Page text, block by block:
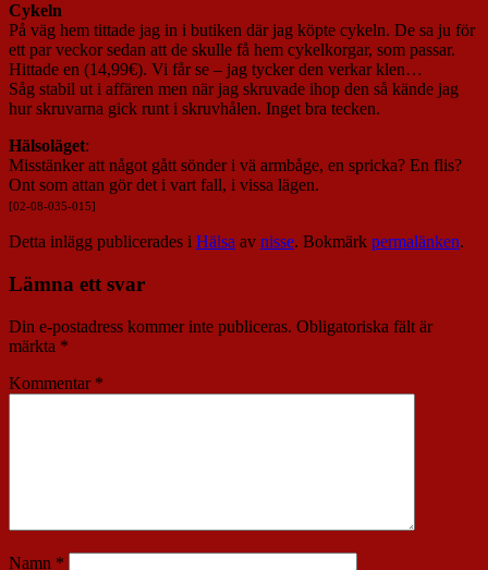
Cykeln
På väg hem tittade jag in i butiken där jag köpte cykeln. De sa ju för
ett par veckor sedan att de skulle få hem cykelkorgar, som passar.
Hittade en (14,99€). Vi får se – jag tycker den verkar klen…
Såg stabil ut i affären men när jag skruvade ihop den så kände jag
hur skruvarna gick runt i skruvhålen. Inget bra tecken.
Hälsoläget:
Misstänker att något gått sönder i vä armbåge, en spricka? En flis?
Ont som attan gör det i vart fall, i vissa lägen.
[02-08-035-015]
Detta inlägg publicerades i Hälsa av nisse. Bokmärk permalänken.
Lämna ett svar
Din e-postadress kommer inte publiceras. Obligatoriska fält är
märkta *
Kommentar *
Namn *